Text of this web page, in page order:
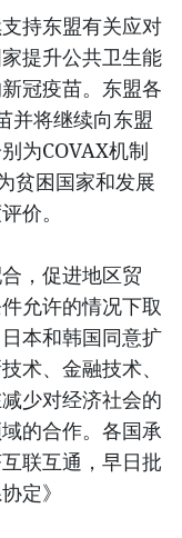
持东盟有关应对
提升公共卫生能
冠疫苗。东盟各
并将继续向东盟
为COVAX机制
贫困国家和发展
价。
，促进地区贸
允许的情况下取
本和韩国同意扩
术、金融技术、
少对经济社会的
的合作。各国承
联互通，早日批
定》